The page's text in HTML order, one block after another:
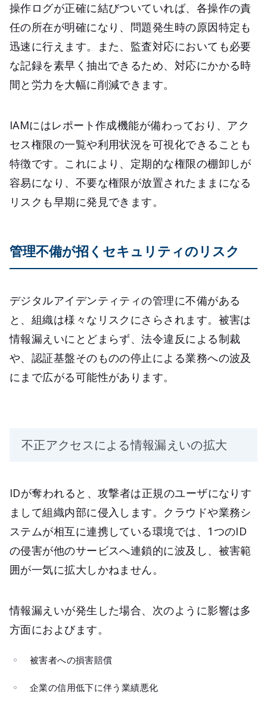
操作ログが正確に結びついていれば、各操作の責
任の所在が明確になり、問題発生時の原因特定も
迅速に行えます。また、監査対応においても必要
な記録を素早く抽出できるため、対応にかかる時
間と労力を大幅に削減できます。
IAMにはレポート作成機能が備わっており、アク
セス権限の一覧や利用状況を可視化できることも
特徴です。これにより、定期的な権限の棚卸しが
容易になり、不要な権限が放置されたままになる
リスクも早期に発見できます。
管理不備が招くセキュリティのリスク
デジタルアイデンティティの管理に不備がある
と、組織は様々なリスクにさらされます。被害は
情報漏えいにとどまらず、法令違反による制裁
や、認証基盤そのものの停止による業務への波及
にまで広がる可能性があります。
不正アクセスによる情報漏えいの拡大
IDが奪われると、攻撃者は正規のユーザになりす
まして組織内部に侵入します。クラウドや業務シ
ステムが相互に連携している環境では、1つのID
の侵害が他のサービスへ連鎖的に波及し、被害範
囲が一気に拡大しかねません。
情報漏えいが発生した場合、次のように影響は多
方面におよびます。
被害者への損害賠償
企業の信用低下に伴う業績悪化